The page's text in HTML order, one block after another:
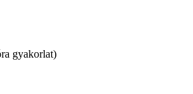
gyakorlat)